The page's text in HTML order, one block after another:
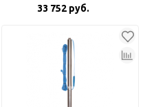
33 752 руб.